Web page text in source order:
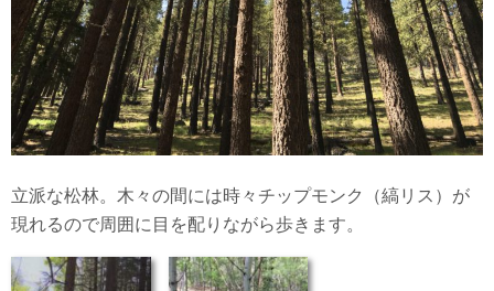
立派な松林。木々の間には時々チップモンク（縞リス）が
現れるので周囲に目を配りながら歩きます。